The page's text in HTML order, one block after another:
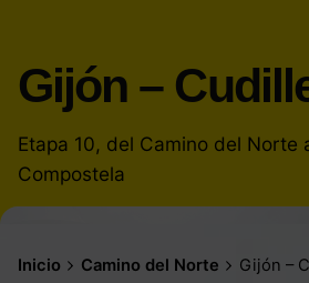
Gijón –
Etapa 10, del Camino del Norte
Compostela
Inicio Camino del Norte Gijón –